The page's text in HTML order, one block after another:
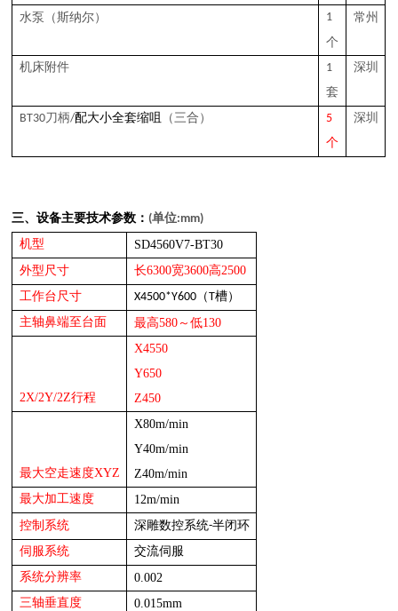
水泵 （斯纳尔）
1
个
常州
机床附件
1
套
深圳
BT30刀柄/配大小全套缩咀（三合）
5
个
深圳
三、设备主要技术参数： (单位:mm)
机型
SD4560V7-BT30
外型尺寸
长6300宽3600高2500
工作台尺寸
X4500*Y600（T槽 ）
主轴鼻端至台面
最高580～低130
2X/2Y/2Z行程
X4550
Y650
Z450
最大空走速度XYZ
X80m/min
Y40m/min
Z40m/min
最大加工速度
12m/min
控制系统
深雕数控系统-半闭环
伺服系统
交流伺服
系统分辨率
0.002
三轴垂直度
0.015mm